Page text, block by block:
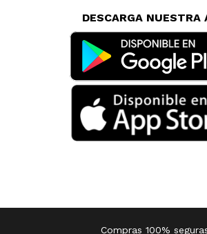
DESCARGA NUESTRA
Compras 100%